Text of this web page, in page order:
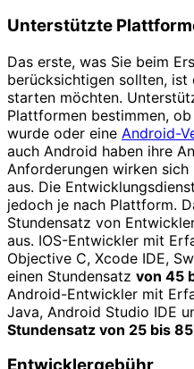
Unterstützte
Das erste, was Sie beim
berücksichtigen sollten,
starten möchten.
Plattformen bestimmen,
wurde oder eine Android-
auch Android haben ihre
Anforderungen wirken
aus. Die
jedoch je nach Plattform.
Stundensatz von
aus. IOS-Entwickler mit
Objective C, Xcode IDE,
einen Stundensatz von 45
Android-Entwickler mit
Java, Android Studio IDE
Stundensatz von 25 bis